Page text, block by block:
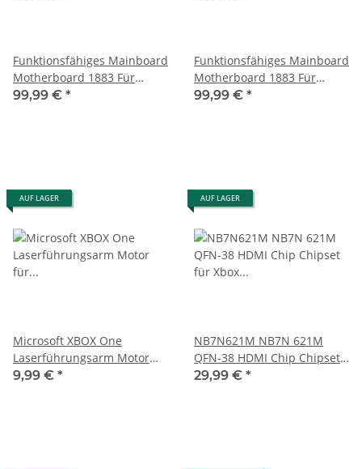
Funktionsfähiges Mainboard
Motherboard 1883 Für
Microsoft Xbox Series S -
99,99 € *
Funktionsfähiges Mainboard
Motherboard 1883 Für
Microsoft Xbox Series S -
99,99 € *
AUF LAGER
Microsoft XBOX One
Laserführungsarm Motor
für LiteOn/PLDS DG-6M1S &
9,99 € *
AUF LAGER
NB7N621M NB7N 621M
QFN-38 HDMI Chip Chipset
für Xbox Serie X/S
29,99 € *